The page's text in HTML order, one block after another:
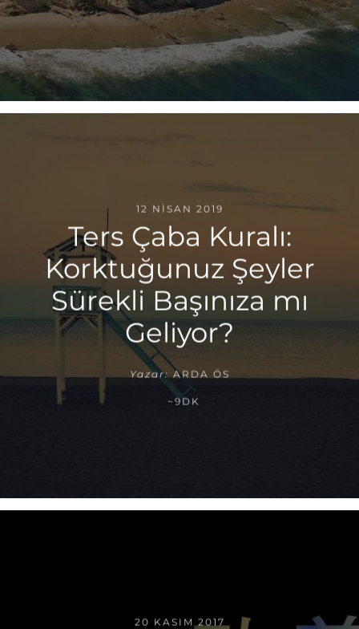
12 NISAN 2019
Ters Çaba Kuralı:
Korktuğunuz Şeyler
Sürekli Başınıza mı
Geliyor?
Yazar: ARDA ÖS
~9DK
20 KASIM 2017